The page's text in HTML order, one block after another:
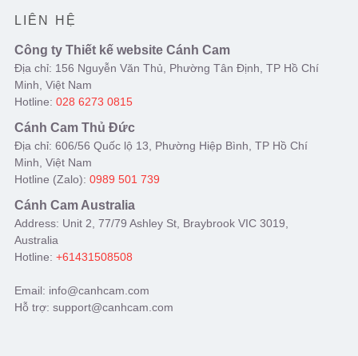
LIÊN HỆ
Công ty Thiết kế website Cánh Cam
Địa chỉ: 156 Nguyễn Văn Thủ, Phường Tân Định, TP Hồ Chí
Minh, Việt Nam
Hotline: 028 6273 0815
Cánh Cam Thủ Đức
Địa chỉ: 606/56 Quốc lộ 13, Phường Hiệp Bình, TP Hồ Chí
Minh, Việt Nam
Hotline (Zalo): 0989 501 739
Cánh Cam Australia
Address: Unit 2, 77/79 Ashley St, Braybrook VIC 3019,
Australia
Hotline: +61431508508
Email: info@canhcam.com
Hỗ trợ: support@canhcam.com